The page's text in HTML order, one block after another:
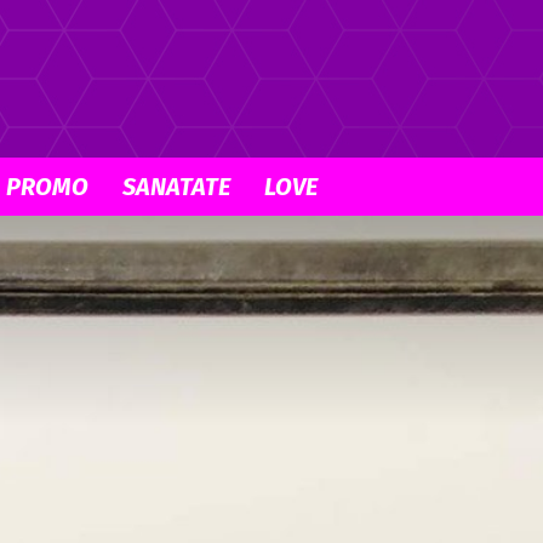
PROMO SANATATE LOVE